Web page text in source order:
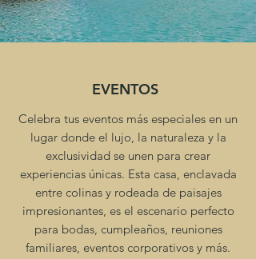
EVENTOS
Celebra tus eventos más especiales en un
lugar donde el lujo, la naturaleza y la
exclusividad se unen para crear
experiencias únicas. Esta casa, enclavada
entre colinas y rodeada de paisajes
impresionantes, es el escenario perfecto
para bodas, cumpleaños, reuniones
familiares, eventos corporativos y más.